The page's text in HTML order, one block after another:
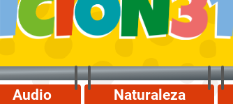
Audio Naturaleza